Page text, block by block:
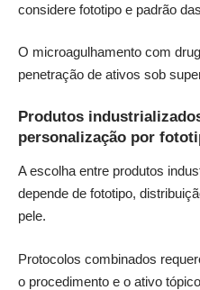
considere fototipo e padrão
O microagulhamento com
penetração de ativos sob
Produtos
personalização por
A escolha entre produtos
depende de fototipo,
pele.
Protocolos combinados
o procedimento e o ativo